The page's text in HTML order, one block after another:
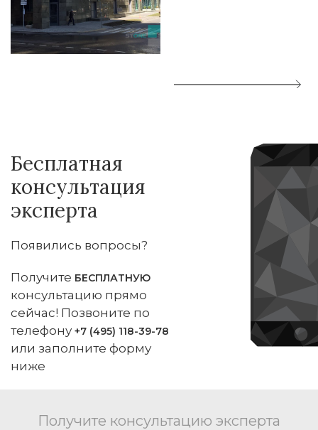
Бесплатная
консультация
эксперта
Появились вопросы?
Получите БЕСПЛАТНУЮ
консультацию прямо
сейчас! Позвоните по
телефону +7 (495) 118-39-78
или заполните форму
ниже
Получите консультацию эксперта